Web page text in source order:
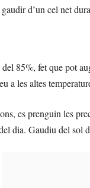
d’un cel net
85%, fet que pot
a les altes
es prenguin les
dia. Gaudiu del sol